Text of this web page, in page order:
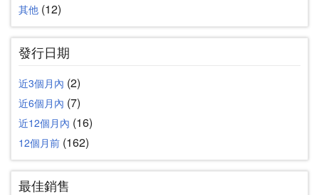
其他 (12)
發行日期
近3個月內 (2)
近6個月內 (7)
近12個月內 (16)
12個月前 (162)
最佳銷售